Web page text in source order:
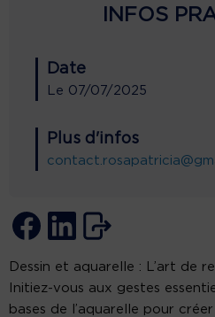
INFOS
Date
Le 07/07/2025
Plus d'infos
Dessin et aquarelle : L’art de
Initiez-vous aux gestes
bases de l’aquarelle pour